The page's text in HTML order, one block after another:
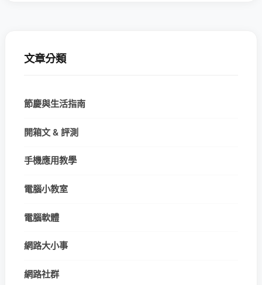
文章分類
節慶與生活指南
開箱文 & 評測
手機應用教學
電腦小教室
電腦軟體
網路大小事
網路社群